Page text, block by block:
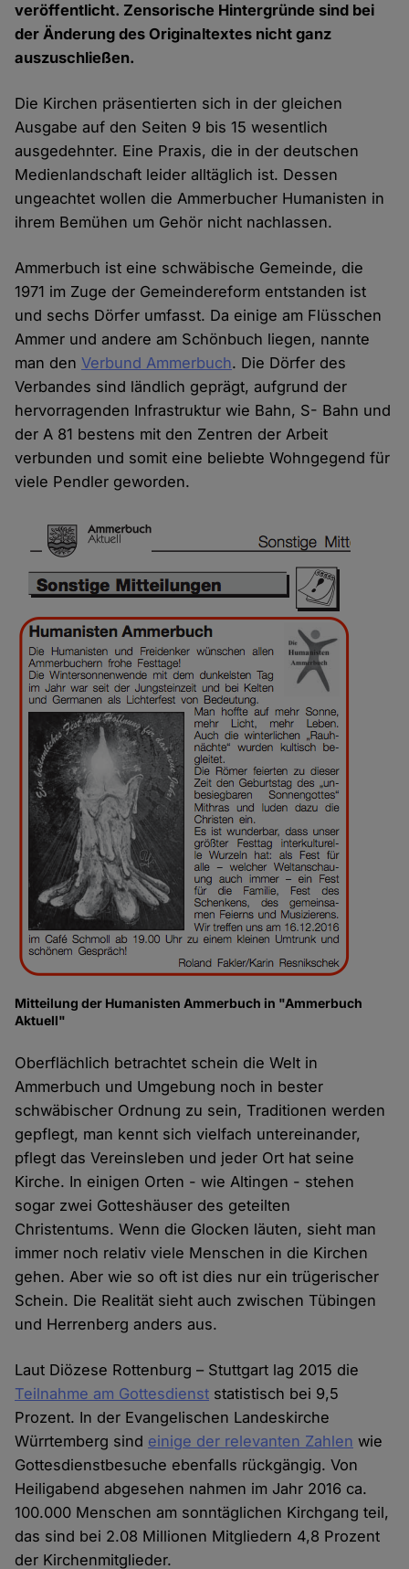
veröffentlicht. Zensorische Hintergründe sind bei
der Änderung des Originaltextes nicht ganz
auszuschließen.
Die Kirchen präsentierten sich in der gleichen
Ausgabe auf den Seiten 9 bis 15 wesentlich
ausgedehnter. Eine Praxis, die in der deutschen
Medienlandschaft leider alltäglich ist. Dessen
ungeachtet wollen die Ammerbucher Humanisten in
ihrem Bemühen um Gehör nicht nachlassen.
Ammerbuch ist eine schwäbische Gemeinde, die
1971 im Zuge der Gemeindereform entstanden ist
und sechs Dörfer umfasst. Da einige am Flüsschen
Ammer und andere am Schönbuch liegen, nannte
man denVerbund Ammerbuch. Die Dörfer des
Verbandes sind ländlich geprägt, aufgrund der
hervorragenden Infrastruktur wie Bahn, S- Bahn und
der A 81 bestens mit den Zentren der Arbeit
verbunden und somit eine beliebte Wohngegend für
viele Pendler geworden.
Mitteilung der Humanisten Ammerbuch in "Ammerbuch
Aktuell"
Oberflächlich betrachtet schein die Welt in
Ammerbuch und Umgebung noch in bester
schwäbischer Ordnung zu sein, Traditionen werden
gepflegt, man kennt sich vielfach untereinander,
pflegt das Vereinsleben und jeder Ort hat seine
Kirche. In einigen Orten - wie Altingen - stehen
sogar zwei Gotteshäuser des geteilten
Christentums. Wenn die Glocken läuten, sieht man
immer noch relativ viele Menschen in die Kirchen
gehen. Aber wie so oft ist dies nur ein trügerischer
Schein. Die Realität sieht auch zwischen Tübingen
und Herrenberg anders aus.
Laut Diözese Rottenburg – Stuttgart lag 2015 die
Teilnahme am Gottesdienst statistisch bei 9,5
Prozent. In der Evangelischen Landeskirche
Würrtemberg sind einige der relevanten Zahlen wie
Gottesdienstbesuche ebenfalls rückgängig. Von
Heiligabend abgesehen nahmen im Jahr 2016 ca.
100.000 Menschen am sonntäglichen Kirchgang teil,
das sind bei 2.08 Millionen Mitgliedern 4,8 Prozent
der Kirchenmitglieder.